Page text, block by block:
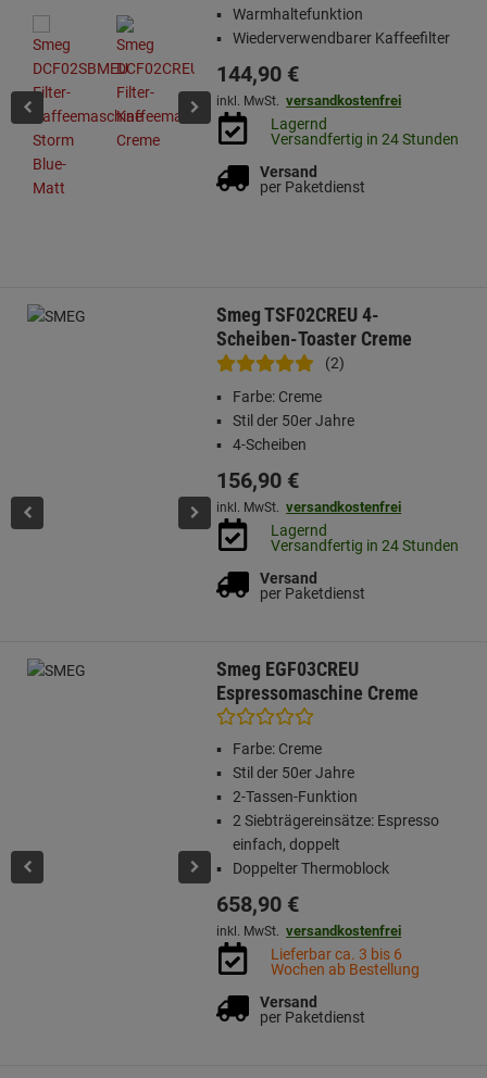
Warmhaltefunktion
Wiederverwendbarer Kaffeefilter
144,90 €
inkl. MwSt. versandkostenfrei
Lagernd
Versandfertig in 24 Stunden
Versand
per Paketdienst
Smeg TSF02CREU 4-
Scheiben-Toaster Creme
(2)
Farbe: Creme
Stil der 50er Jahre
4-Scheiben
156,90 €
inkl. MwSt. versandkostenfrei
Lagernd
Versandfertig in 24 Stunden
Versand
per Paketdienst
Smeg EGF03CREU
Espressomaschine Creme
Farbe: Creme
Stil der 50er Jahre
2-Tassen-Funktion
2 Siebträgereinsätze: Espresso
einfach, doppelt
Doppelter Thermoblock
658,90 €
inkl. MwSt. versandkostenfrei
Lieferbar ca. 3 bis 6
Wochen ab Bestellung
Versand
per Paketdienst